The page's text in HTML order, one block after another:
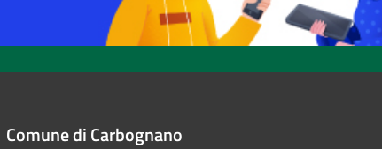
Comune di Carbognano